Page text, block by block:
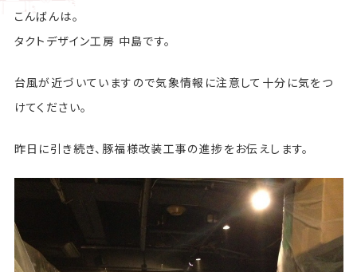
こんばんは。
タクトデザイン工房 中島です。
台風が近づいていますので気象情報に注意して十分に気をつ
けてください。
昨日に引き続き、豚福様改装工事の進捗をお伝えします。